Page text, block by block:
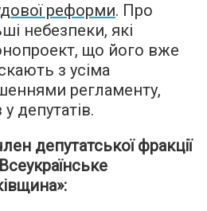
реформи. Про
небезпеки, які
що його вже
з усіма
регламенту,
депутатів.
депутатської фракції